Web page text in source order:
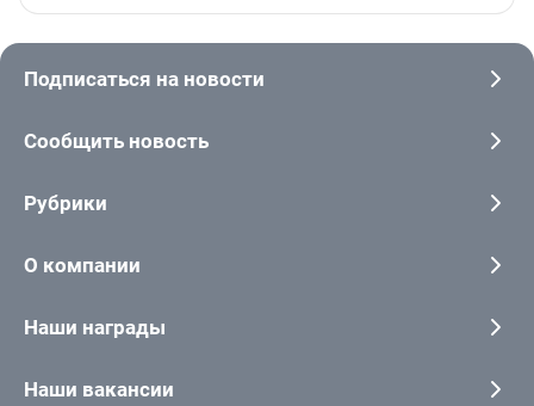
Подписаться на новости
Сообщить новость
Рубрики
О компании
Наши награды
Наши вакансии